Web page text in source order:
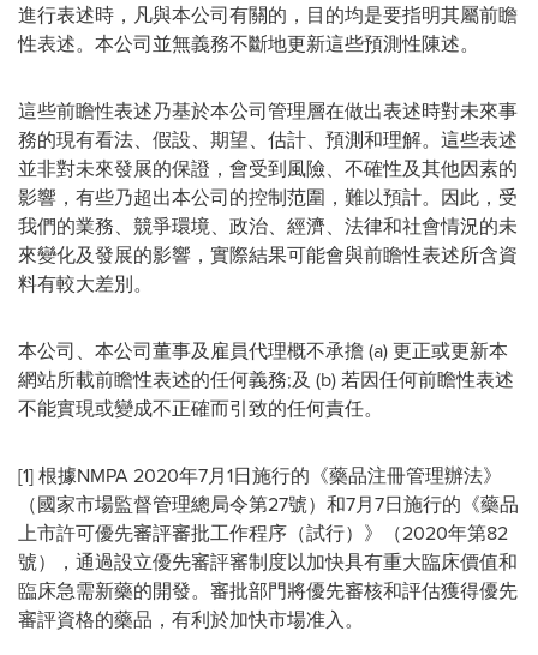
進行表述時，凡與本公司有關的，目的均是要指明其屬前瞻
性表述。本公司並無義務不斷地更新這些預測性陳述。
這些前瞻性表述乃基於本公司管理層在做出表述時對未來事
務的現有看法、假設、期望、估計、預測和理解。這些表述
並非對未來發展的保證，會受到風險、不確性及其他因素的
影響，有些乃超出本公司的控制范圍，難以預計。因此，受
我們的業務、競爭環境、政治、經濟、法律和社會情況的未
來變化及發展的影響，實際結果可能會與前瞻性表述所含資
料有較大差別。
本公司、本公司董事及雇員代理概不承擔 (a) 更正或更新本
網站所載前瞻性表述的任何義務;及 (b) 若因任何前瞻性表述
不能實現或變成不正確而引致的任何責任。
[1] 根據NMPA 2020年7月1日施行的《藥品注冊管理辦法》
（國家市場監督管理總局令第27號）和7月7日施行的《藥品
上市許可優先審評審批工作程序（試行）》（2020年第82
號），通過設立優先審評審制度以加快具有重大臨床價值和
臨床急需新藥的開發。審批部門將優先審核和評估獲得優先
審評資格的藥品，有利於加快市場准入。